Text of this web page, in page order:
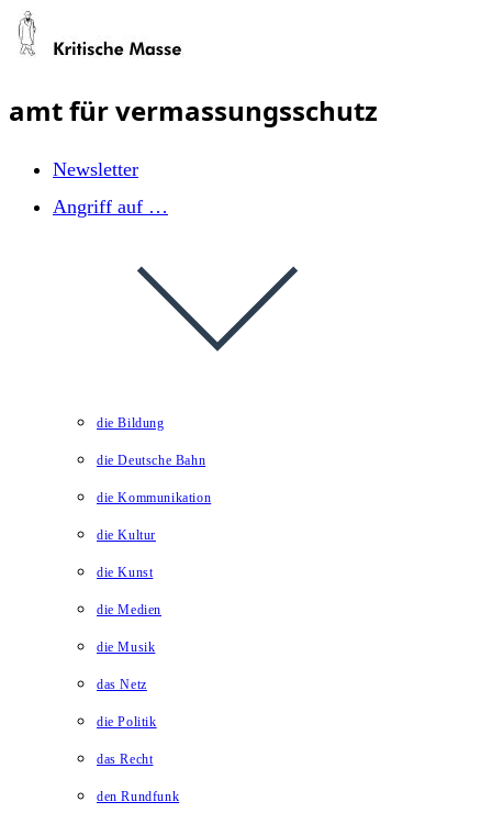
Zum
springen
amt für vermassungsschutz
Newsletter
Angriff auf …
die Bildung
die Deutsche Bahn
die Kommunikation
die Kultur
die Kunst
die Medien
die Musik
das Netz
die Politik
das Recht
den Rundfunk